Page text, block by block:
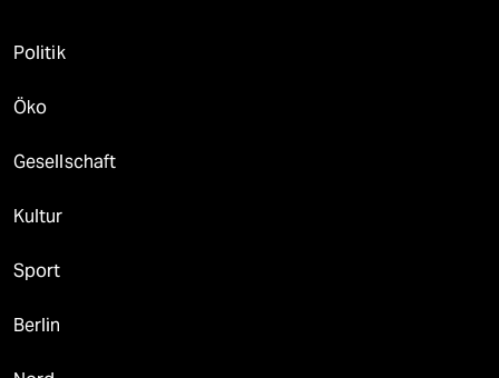
Politik
Öko
Gesellschaft
Kultur
Sport
Berlin